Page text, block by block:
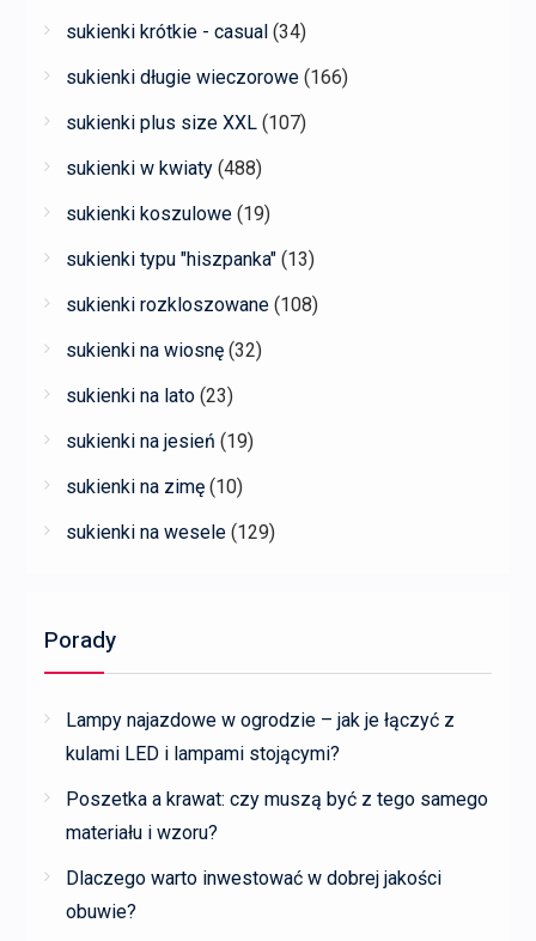
sukienki krótkie - casual (34)
sukienki długie wieczorowe (166)
sukienki plus size XXL (107)
sukienki w kwiaty (488)
sukienki koszulowe (19)
sukienki typu "hiszpanka" (13)
sukienki rozkloszowane (108)
sukienki na wiosnę (32)
sukienki na lato (23)
sukienki na jesień (19)
sukienki na zimę (10)
sukienki na wesele (129)
Porady
Lampy najazdowe w ogrodzie – jak je łączyć z
kulami LED i lampami stojącymi?
Poszetka a krawat: czy muszą być z tego samego
materiału i wzoru?
Dlaczego warto inwestować w dobrej jakości
obuwie?